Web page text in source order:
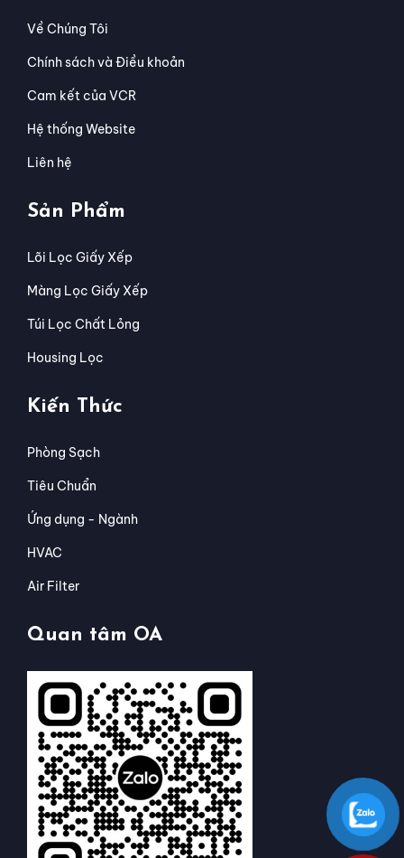
Về Chúng Tôi
Chính sách và Điều khoản
Cam kết của VCR
Hệ thống Website
Liên hệ
Sản Phẩm
Lõi Lọc Giấy Xếp
Màng Lọc Giấy Xếp
Túi Lọc Chất Lỏng
Housing Lọc
Kiến Thức
Phòng Sạch
Tiêu Chuẩn
Ứng dụng - Ngành
HVAC
Air Filter
Quan tâm OA